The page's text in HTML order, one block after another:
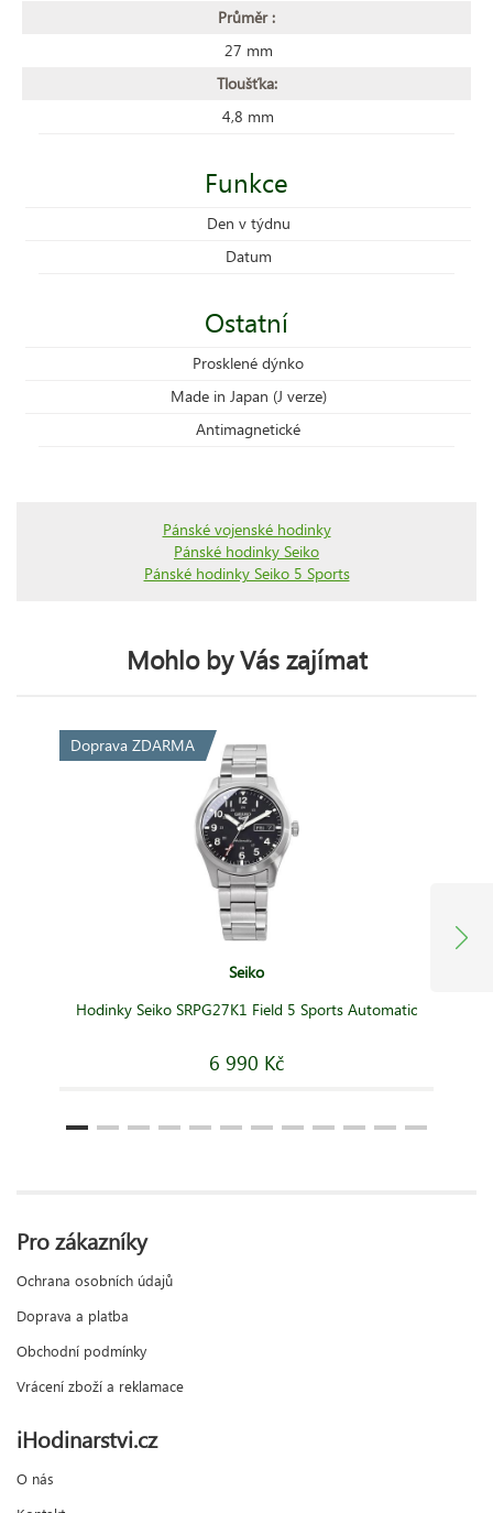
Průměr :
27 mm
Tloušťka:
4,8 mm
Funkce
Den v týdnu
Datum
Ostatní
Prosklené dýnko
Made in Japan (J verze)
Antimagnetické
Pánské vojenské hodinky
Pánské hodinky Seiko
Pánské hodinky Seiko 5 Sports
Mohlo by Vás zajímat
Doprava ZDARMA
Seiko
Hodinky Seiko SRPG27K1 Field 5 Sports Automatic
6 990 Kč
Pro zákazníky
Ochrana osobních údajů
Doprava a platba
Obchodní podmínky
Vrácení zboží a reklamace
iHodinarstvi.cz
O nás